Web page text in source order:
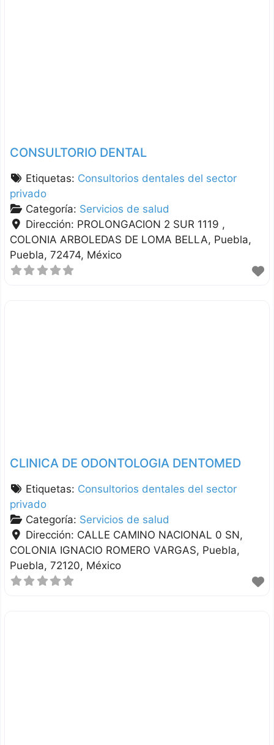
CONSULTORIO DENTAL
Etiquetas: Consultorios dentales del sector
privado
Categoría: Servicios de salud
Dirección: PROLONGACION 2 SUR 1119 ,
COLONIA ARBOLEDAS DE LOMA BELLA Puebla
Puebla 72474 México
CLINICA DE ODONTOLOGIA DENTOMED
Etiquetas: Consultorios dentales del sector
privado
Categoría: Servicios de salud
Dirección: CALLE CAMINO NACIONAL 0 SN,
COLONIA IGNACIO ROMERO VARGAS Puebla
Puebla 72120 México